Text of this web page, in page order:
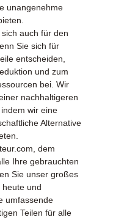
unangenehme
auch für den
Sie sich für
entscheiden,
und zum
bei. Wir
nachhaltigeren
wir eine
Alternative
dem
Ihre gebrauchten
Sie unser großes
und
umfassende
Teilen für alle